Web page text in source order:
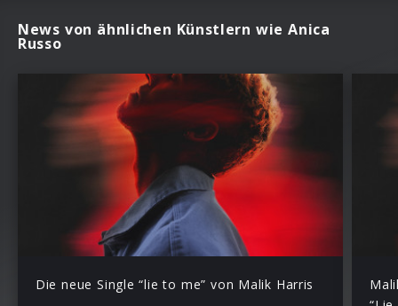
News von ähnlichen Künstlern wie Anica
Russo
Die neue Single “lie to me” von Malik Harris